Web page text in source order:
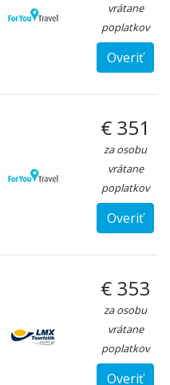
vrátane
poplatkov
Overiť
€ 351
za osobu
vrátane
poplatkov
Overiť
€ 353
za osobu
vrátane
poplatkov
Overiť